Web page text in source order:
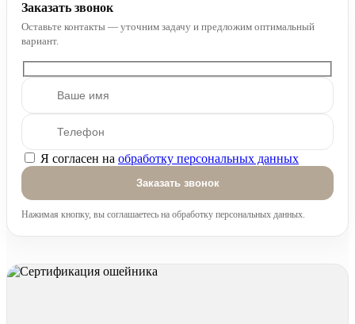
Заказать звонок
Оставьте контакты — уточним задачу и предложим оптимальный
вариант.
Оставьте это поле пустым.
Я согласен на обработку персональных данных
Нажимая кнопку, вы соглашаетесь на обработку персональных данных.